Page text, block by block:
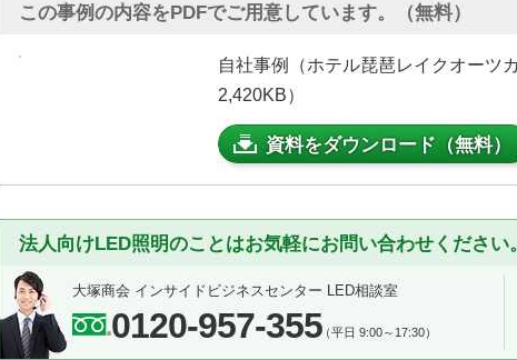
この事例の内容をPDFでご用意しています。（無料）
自社事例（ホテル琵琶レイクオーツ
2,420KB）
資料をダウンロード（無料）
法人向けLED照明のことはお気軽にお問い合わせください。
大塚商会 インサイドビジネスセンター LED相談室
0120-957-355（平日 9:00～17:30）